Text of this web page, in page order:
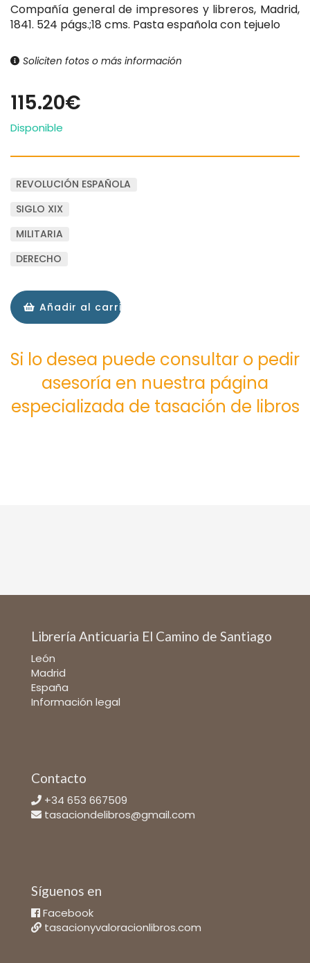
Compañía general de impresores y libreros, Madrid,
1841. 524 págs.;18 cms. Pasta española con tejuelo
Soliciten fotos o más información
115.20€
Disponible
REVOLUCIÓN ESPAÑOLA
SIGLO XIX
MILITARIA
DERECHO
Añadir al carrito
Si lo desea puede consultar o pedir
asesoría en nuestra página
especializada de tasación de libros
Librería Anticuaria El Camino de Santiago
León
Madrid
España
Información legal
Contacto
+34 653 667509
tasaciondelibros@gmail.com
Síguenos en
Facebook
tasacionyvaloracionlibros.com